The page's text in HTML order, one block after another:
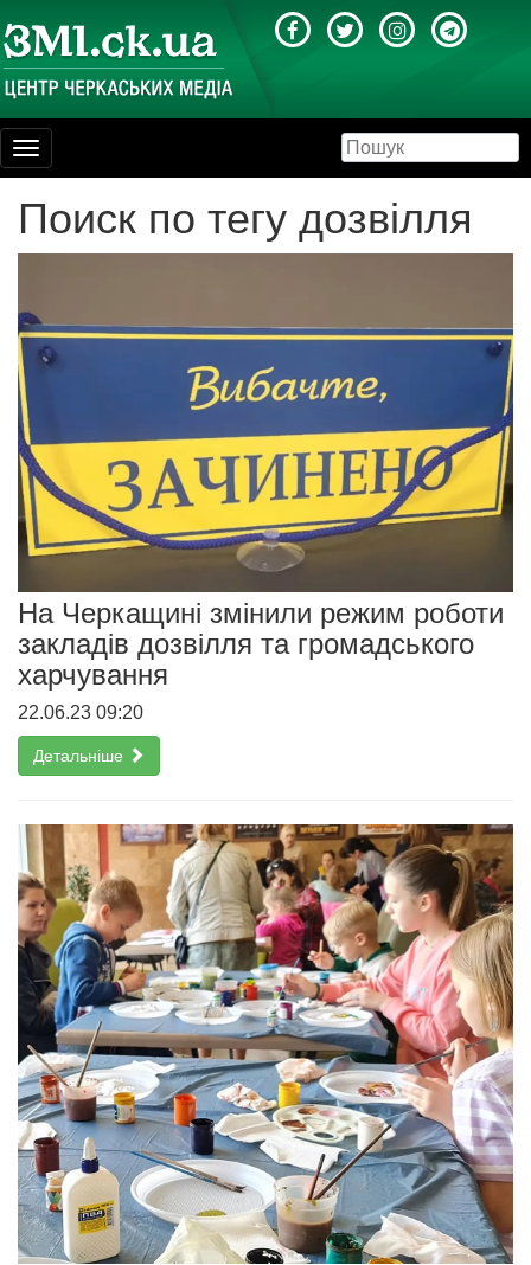
Toggle
navigation
Поиск по тегу дозвілля
На Черкащині змінили режим роботи
закладів дозвілля та громадського
харчування
22.06.23 09:20
Детальніше